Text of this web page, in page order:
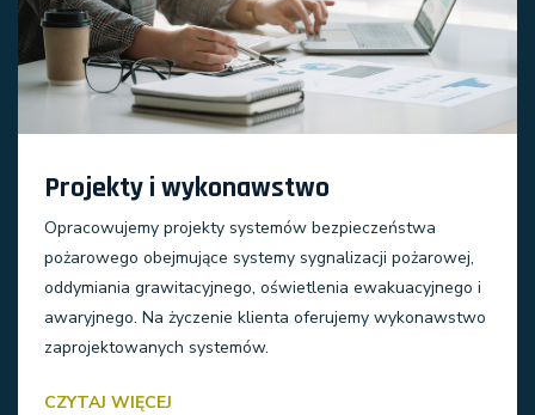
Projekty i wykonawstwo
Opracowujemy projekty systemów bezpieczeństwa
pożarowego obejmujące systemy sygnalizacji pożarowej,
oddymiania grawitacyjnego, oświetlenia ewakuacyjnego i
awaryjnego. Na życzenie klienta oferujemy wykonawstwo
zaprojektowanych systemów.
CZYTAJ WIĘCEJ